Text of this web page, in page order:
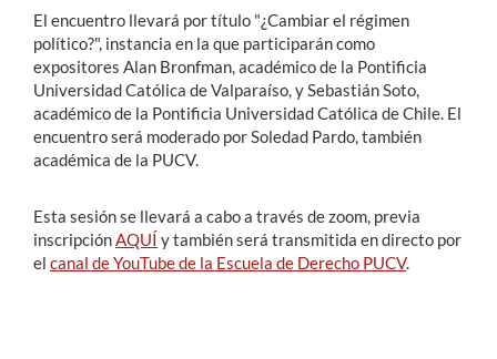
El encuentro llevará por título "¿Cambiar el régimen
político?", instancia en la que participarán como
expositores Alan Bronfman, académico de la Pontificia
Universidad Católica de Valparaíso, y Sebastián Soto,
académico de la Pontificia Universidad Católica de Chile. El
encuentro será moderado por Soledad Pardo, también
académica de la PUCV.
Esta sesión se llevará a cabo a través de zoom, previa
inscripciónAQUÍ y también será transmitida en directo por
el canal de YouTube de la Escuela de Derecho PUCV.